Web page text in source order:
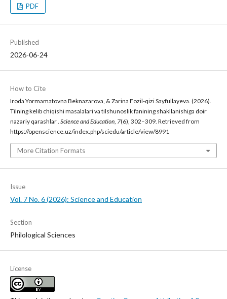
PDF
Published
2026-06-24
How to Cite
Iroda Yormamatovna Beknazarova, & Zarina Fozil-qizi Sayfullayeva. (2026).
Tilning kelib chiqishi masalalari va tilshunoslik fanining shakllanishiga doir
nazariy qarashlar . Science and Education, 7(6), 302–309. Retrieved from
https://openscience.uz/index.php/sciedu/article/view/8991
More Citation Formats
Issue
Vol. 7 No. 6 (2026): Science and Education
Section
Philological Sciences
License